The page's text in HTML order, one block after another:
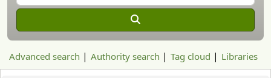
Advanced search Authority search Tag cloud Libraries